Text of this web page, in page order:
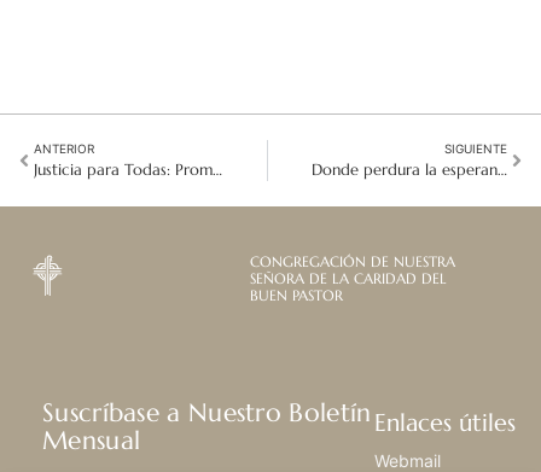
ANTERIOR
Justicia para Todas: Promoción de los Derechos Humanos de las Mujeres y Niñas en la Provincia de África Oriental y Central (ECAP)
SIGUIENTE
Donde perdura la esperanza: Relatos desde la primera línea frontera humanitaria del Líbano
CONGREGACIÓN DE NUESTRA
SEÑORA DE LA CARIDAD DEL
BUEN PASTOR
Suscríbase a Nuestro Boletín
Mensual
Enlaces útiles
Webmail